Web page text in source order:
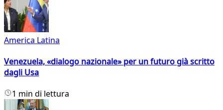
America Latina
Venezuela, «dialogo nazionale» per un futuro già scritto
dagli Usa
1 min di lettura